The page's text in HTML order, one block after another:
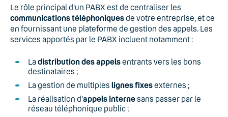
Le rôle principal d'un PABX est de centraliser les
communications téléphoniquesde votre entreprise, et ce
en fournissant une plateforme de gestion des appels. Les
services apportés par le PABX incluent notamment :
La distribution des appelsentrants vers les bons
destinataires ;
La gestion de multiples lignes fixesexternes ;
La réalisation d'appels internesans passer par le
réseau téléphonique public ;